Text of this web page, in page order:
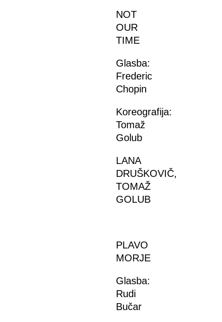
NOT
OUR
TIME
Glasba:
Frederic
Chopin
Koreografija:
Tomaž
Golub
LANA
DRUŠKOVIČ,
TOMAŽ
GOLUB
PLAVO
MORJE
Glasba:
Rudi
Bučar